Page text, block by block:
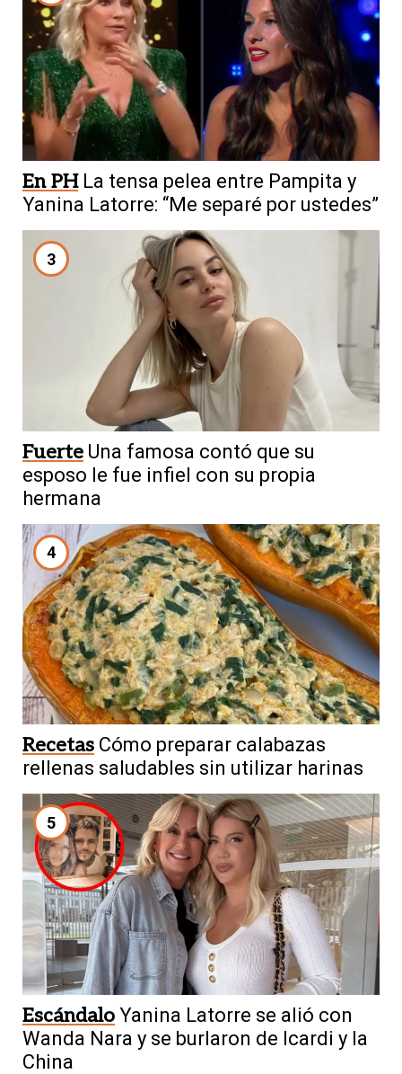
En PH La tensa pelea entre Pampita y
Yanina Latorre: “Me separé por ustedes”
3
Fuerte Una famosa contó que su
esposo le fue infiel con su propia
hermana
4
Recetas Cómo preparar calabazas
rellenas saludables sin utilizar harinas
5
Escándalo Yanina Latorre se alió con
Wanda Nara y se burlaron de Icardi y la
China